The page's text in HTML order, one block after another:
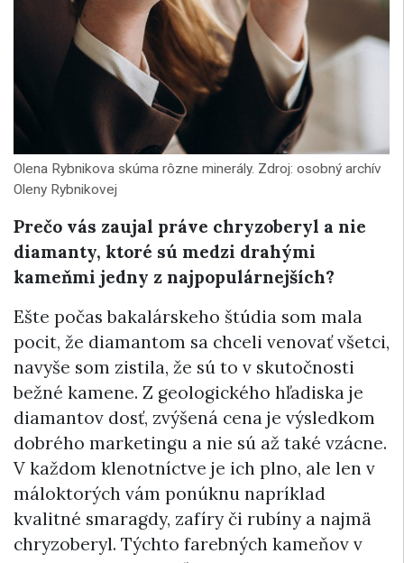
Olena Rybnikova skúma rôzne minerály. Zdroj: osobný archív
Oleny Rybnikovej
Prečo vás zaujal práve chryzoberyl a nie
diamanty, ktoré sú medzi drahými
kameňmi jedny z najpopulárnejších?
Ešte počas bakalárskeho štúdia som mala
pocit, že diamantom sa chceli venovať všetci,
navyše som zistila, že sú to v skutočnosti
bežné kamene. Z geologického hľadiska je
diamantov dosť, zvýšená cena je výsledkom
dobrého marketingu a nie sú až také vzácne.
V každom klenotníctve je ich plno, ale len v
máloktorých vám ponúknu napríklad
kvalitné smaragdy, zafíry či rubíny a najmä
chryzoberyl. Týchto farebných kameňov v